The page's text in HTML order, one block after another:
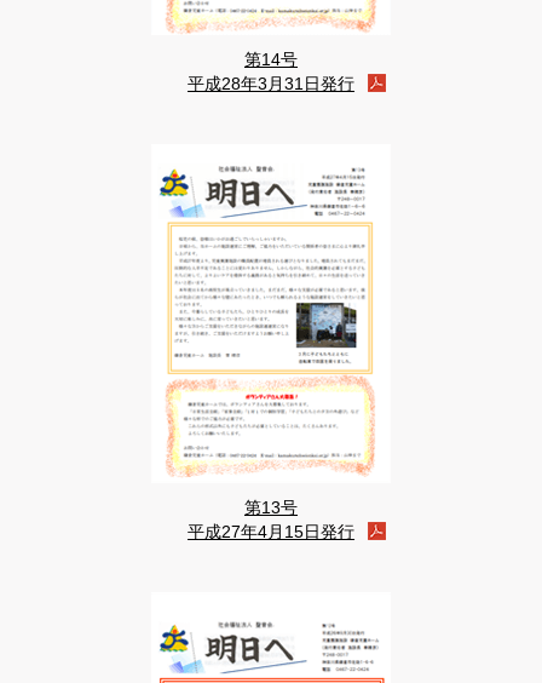
第14号
平成28年3月31日発行
第13号
平成27年4月15日発行